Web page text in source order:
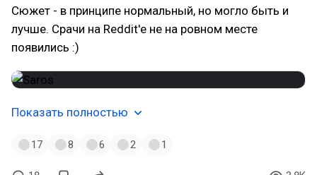
Сюжет - в принципе нормальный, но могло быть и
лучше. Срачи на Reddit'e не на ровном месте
появились :)
Показать полностью
17 8 6 2 1